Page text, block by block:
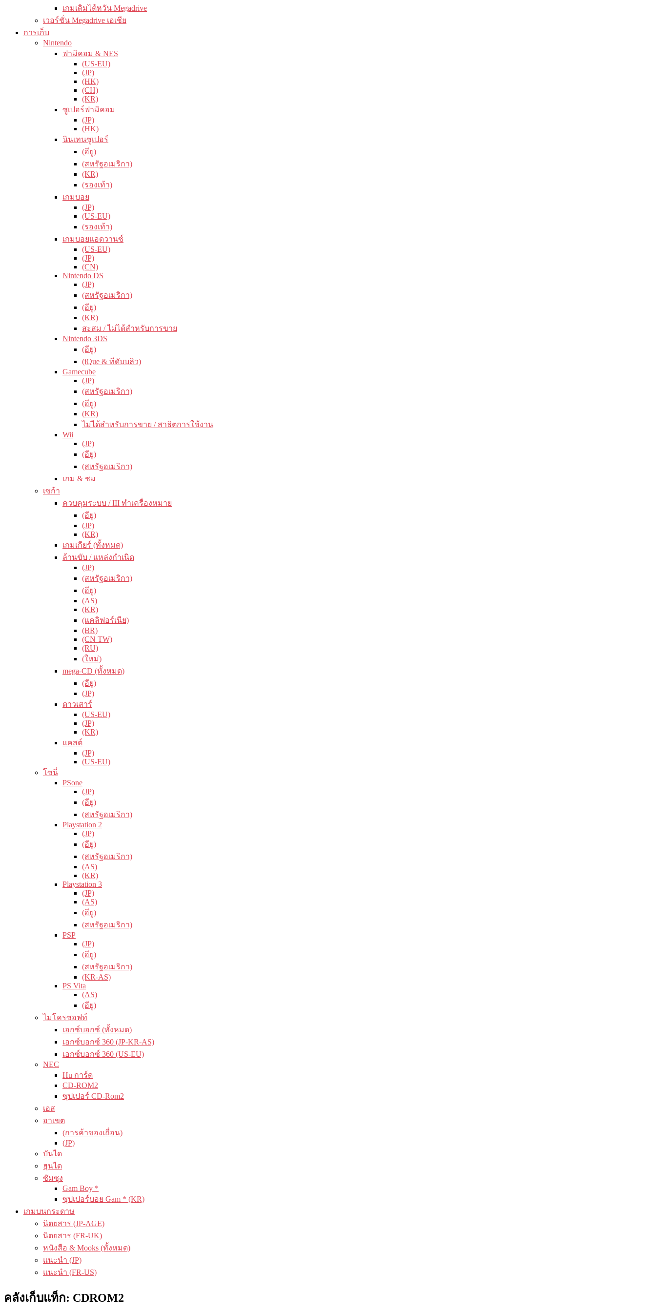
เกมเดิมไต้หวัน Megadrive
เวอร์ชั่น Megadrive เอเชีย
การเก็บ
Nintendo
ฟามิคอม & NES
(US-EU)
(JP)
(HK)
(CH)
(KR)
ซูเปอร์ฟามิคอม
(JP)
(HK)
นินเทนซูเปอร์
(อียู)
(สหรัฐอเมริกา)
(KR)
(รองเท้า)
เกมบอย
(JP)
(US-EU)
(รองเท้า)
เกมบอยแอดวานซ์
(US-EU)
(JP)
(CN)
Nintendo DS
(JP)
(สหรัฐอเมริกา)
(อียู)
(KR)
สะสม / ไม่ได้สำหรับการขาย
Nintendo 3DS
(อียู)
(iQue & ทีดับบลิว)
Gamecube
(JP)
(สหรัฐอเมริกา)
(อียู)
(KR)
ไม่ได้สำหรับการขาย / สาธิตการใช้งาน
Wii
(JP)
(อียู)
(สหรัฐอเมริกา)
เกม & ชม
เซก้า
ควบคุมระบบ / III ทำเครื่องหมาย
(อียู)
(JP)
(KR)
เกมเกียร์ (ทั้งหมด)
ล้านขับ / แหล่งกำเนิด
(JP)
(สหรัฐอเมริกา)
(อียู)
(AS)
(KR)
(แคลิฟอร์เนีย)
(BR)
(CN TW)
(RU)
(ใหม่)
mega-CD (ทั้งหมด)
(อียู)
(JP)
ดาวเสาร์
(US-EU)
(JP)
(KR)
แคสต์
(JP)
(US-EU)
โซนี่
PSone
(JP)
(อียู)
(สหรัฐอเมริกา)
Playstation 2
(JP)
(อียู)
(สหรัฐอเมริกา)
(AS)
(KR)
Playstation 3
(JP)
(AS)
(อียู)
(สหรัฐอเมริกา)
PSP
(JP)
(อียู)
(สหรัฐอเมริกา)
(KR-AS)
PS Vita
(AS)
(อียู)
ไมโครซอฟท์
เอกซ์บอกซ์ (ทั้งหมด)
เอกซ์บอกซ์ 360 (JP-KR-AS)
เอกซ์บอกซ์ 360 (US-EU)
NEC
Hu การ์ด
CD-ROM2
ซุปเปอร์ CD-Rom2
เอส
อาเขต
(การค้าของเถื่อน)
(JP)
บันได
ฮุนได
ซัมซุง
Gam Boy *
ซุปเปอร์บอย Gam * (KR)
เกมบนกระดาษ
นิตยสาร (JP-AGE)
นิตยสาร (FR-UK)
หนังสือ & Mooks (ทั้งหมด)
แนะนำ (JP)
แนะนำ (FR-US)
คลังเก็บแท็ก: CDROM2